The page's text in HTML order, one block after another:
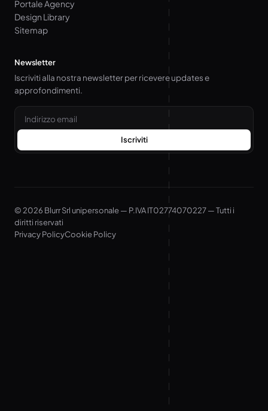
Portale Agency
Design Library
Sitemap
Newsletter
Iscriviti alla nostra newsletter per ricevere updates e
approfondimenti.
Email
Iscriviti
© 2026 Blurr Srl unipersonale — P.IVA IT02774070227 — Tutti i
diritti riservati
Privacy PolicyCookie Policy